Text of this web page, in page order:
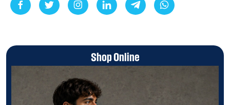
Shop Online